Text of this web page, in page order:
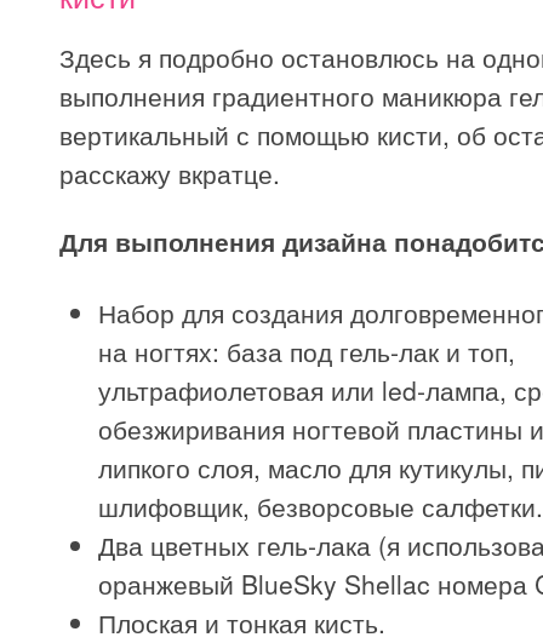
Здесь я подробно остановлюсь на
выполнения градиентного маникюра
вертикальный с помощью кисти, об
расскажу вкратце.
Для выполнения дизайна
Набор для создания
на ногтях: база под гель-лак и топ,
ультрафиолетовая или led-лампа,
обезжиривания ногтевой пластины
липкого слоя, масло для кутикулы,
шлифовщик, безворсовые салфетки.
Два цветных гель-лака (я
оранжевый BlueSky Shellac номера
Плоская и тонкая кисть.